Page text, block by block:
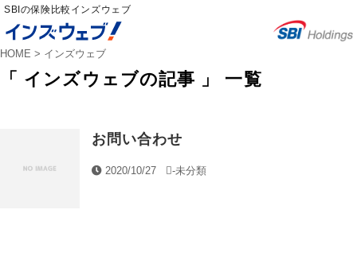
SBIの保険比較インズウェブ
HOME > インズウェブ
「 インズウェブの記事 」 一覧
お問い合わせ
2020/10/27 -未分類